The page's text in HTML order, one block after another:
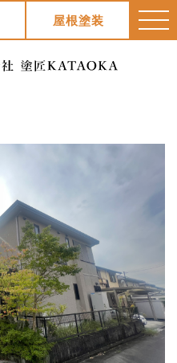
屋根塗装